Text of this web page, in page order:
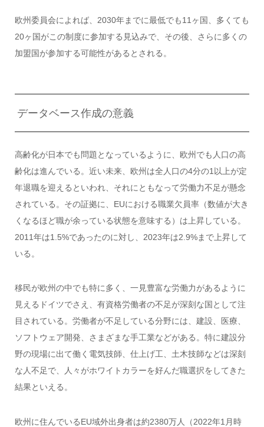
欧州委員会によれば、2030年までに最低でも11ヶ国、多くても
20ヶ国がこの制度に参加する見込みで、その後、さらに多くの
加盟国が参加する可能性があるとされる。
データベース作成の意義
高齢化が日本でも問題となっているように、欧州でも人口の高
齢化は進んでいる。近い未来、欧州は全人口の4分の1以上が定
年退職を迎えるといわれ、それにともなって労働力不足が懸念
されている。その証拠に、EUにおける職業欠員率（数値が大き
くなるほど職が余っている状態を意味する）は上昇している。
2011年は1.5%であったのに対し、2023年は2.9%まで上昇して
いる。
移民が欧州の中でも特に多く、一見豊富な労働力があるように
見えるドイツでさえ、有資格労働者の不足が深刻な国として注
目されている。労働者が不足している分野には、建設、医療、
ソフトウェア開発、さまざまな手工業などがある。特に建設分
野の現場に出て働く電気技師、仕上げ工、土木技師などは深刻
な人不足で、人々がホワイトカラーを好んだ職選択をしてきた
結果といえる。
欧州に住んでいるEU域外出身者は約2380万人（2022年1月時